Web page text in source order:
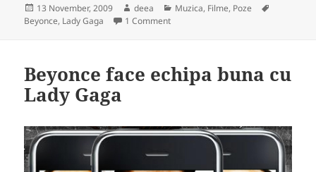
Posted
on
13 November, 2009 Author
deea Categories
Muzica, Filme, Poze
Beyonce, Lady Gaga 1 Commenton Lady Gaga feat. Beyonce –
Beyonce face echipa buna cu
Lady Gaga